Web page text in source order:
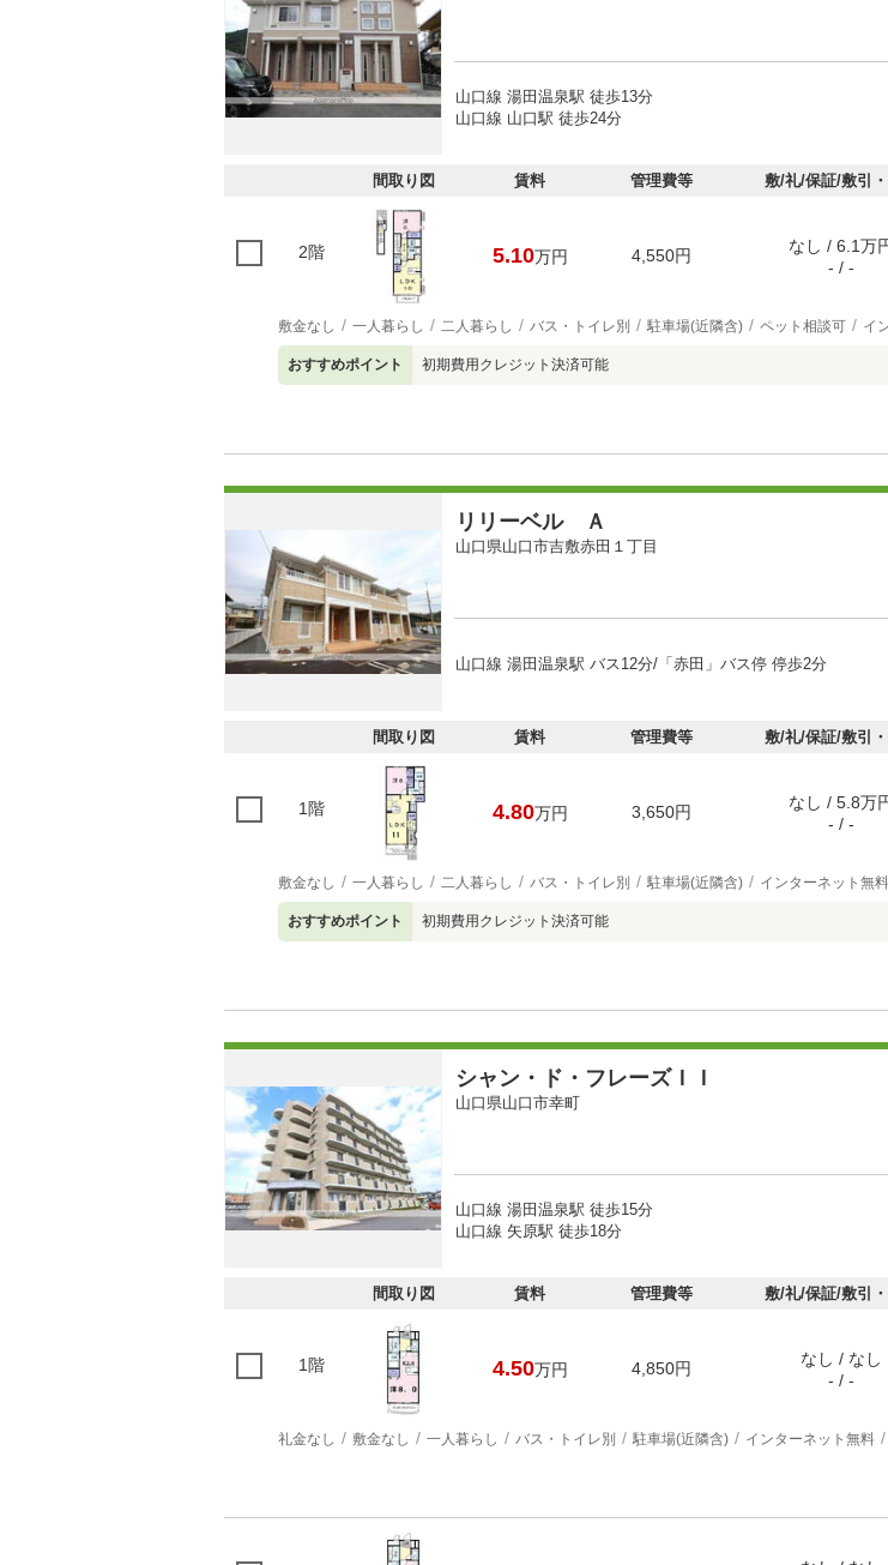
山口線 湯田温泉駅 徒歩13分
山口線 山口駅 徒歩24分
間取り図 賃料 管理費等 敷/礼/保証/敷引
2階 5.10万円 4,550円
なし / 6.1万
- / -
敷金なし 一人暮らし 二人暮らし バス・トイレ別 駐車場(近隣含) ペット相談可 イ
おすすめポイント 初期費用クレジット決済可能
リリーベル Ａ
山口県山口市吉敷赤田１丁目
山口線 湯田温泉駅 バス12分/「赤田」バス停 停歩2分
間取り図 賃料 管理費等 敷/礼/保証/敷引
1階 4.80万円 3,650円
なし / 5.8万
- / -
敷金なし 一人暮らし 二人暮らし バス・トイレ別 駐車場(近隣含) インターネット無料
おすすめポイント 初期費用クレジット決済可能
シャン・ド・フレーズＩＩ
山口県山口市幸町
山口線 湯田温泉駅 徒歩15分
山口線 矢原駅 徒歩18分
間取り図 賃料 管理費等 敷/礼/保証/敷引
1階 4.50万円 4,850円
なし / なし
- / -
礼金なし 敷金なし 一人暮らし バス・トイレ別 駐車場(近隣含) インターネット無料